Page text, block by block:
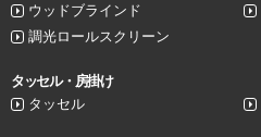
ウッドブラインド
調光ロールスクリーン
タッセル・房掛け
タッセル